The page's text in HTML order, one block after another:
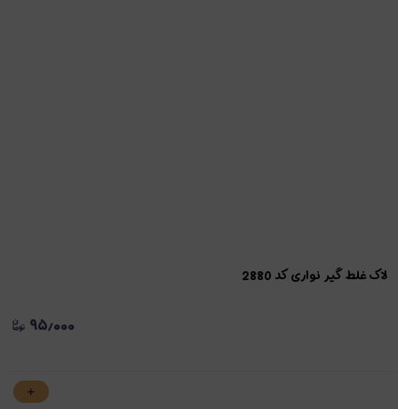
لاک غلط گیر نواری کد 2880
۹۵٫۰۰۰